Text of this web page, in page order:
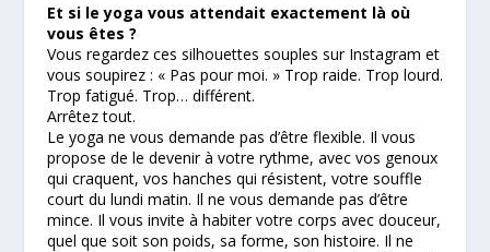
Et si le yoga vous attendait exactement là où
vous êtes ?
Vous regardez ces silhouettes souples sur Instagram et
vous soupirez : « Pas pour moi. » Trop raide. Trop lourd.
Trop fatigué. Trop… différent.
Arrêtez tout.
Le yoga ne vous demande pas d’être flexible. Il vous
propose de le devenir à votre rythme, avec vos genoux
qui craquent, vos hanches qui résistent, votre souffle
court du lundi matin. Il ne vous demande pas d’être
mince. Il vous invite à habiter votre corps avec douceur,
quel que soit son poids, sa forme, son histoire. Il ne